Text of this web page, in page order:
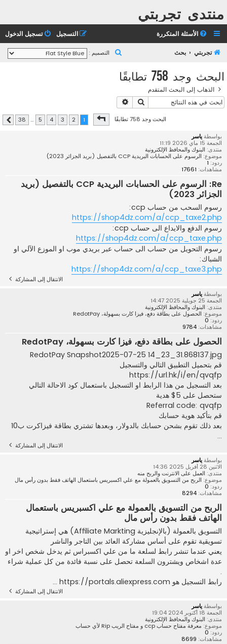
منتدى تجربتي
الأسئلة المتكررة تسجيل الدخول التسجيل
تجربتي بحث التصميم :
ب
البحث وجد 758 تطابقًا
الذهاب إلى البحث المتقدم
بحث
البحث وجد 758 تطابقًا صفحة1 من38
2
3
4
5
…
38 التالي
بواسطةياسر
الجمعة 15 ماي 2026 11:19
منتدى: البنوك والمحافظ الإلكترونية
موضوع: الرسوم على الحسابات البريدية CCP بالتفصيل (بريد الجزائر 2023)
ردود:
مشاهدات: 17661
Re: الرسوم على الحسابات البريدية CCP بالتفصيل (بريد
الجزائر 2023)
رسوم السحب من حساب ccp:
https://shop4dz.com/a/ccp_taxe2.php
رسوم الدفع والايداع الى حساب ccp:
https://shop4dz.com/a/ccp_taxe.php
رسوم التحويل من حساب الى حساب عبر بريدي موب او الموزع الآلي او
الشباك:
https://shop4dz.com/a/ccp_taxe3.php
الانتقال إلى المشاركة
بواسطةياسر
الجمعة 25 جويلية 2025 14:47
منتدى: البنوك والمحافظ الإلكترونية
موضوع: الحصول على بطاقة دفع، فيزا كارت بسهولة، RedotPay
ردود: 0
مشاهدات: 9784
الحصول على بطاقة دفع، فيزا كارت بسهولة، RedotPay
RedotPay Snapshot2025-07-25 14_23_31.868137.jpg
قم بتحميل التطبيق التالي والتسجيل
https://url.hk/i/en/qvqfp
بعد التسجيل من هذا الرابط او التسجيل باستعمال كود الاحالة التالي
ستحصل على 5$ هدية
Referral code: qvqfp
قم بتأكيد هوية حسابك
بعد ذلك تقوم بشحن حسابك بالدولار، وبعدها تشتري بطاقة فيزاكرت ب10
...
الانتقال إلى المشاركة
بواسطةياسر
الاثنين 28 أفريل 2025 14:36
منتدى: العمل على الانترنت والربح منه
موضوع: الربح من التسويق بالعمولة مع علي اكسبريس باستعمال الهاتف فقط بدون رأس مال
ردود: 0
مشاهدات: 8294
الربح من التسويق بالعمولة مع علي اكسبريس باستعمال
الهاتف فقط بدون رأس مال
التسويق بالعمولة (بالإنجليزية Affiliate Markting) هي إستراتيجية
تسويقية تقوم على أساس مشاركة العائد بين التاجر والناشر
يعني عندما تنشر رابط لسلعة ما من علي اكسبراس ثم يدخل شخص اخر او
عدة اشخاص ويشترون السلعة تحصل على نسبة فائدة من كل عملية شراء
رابط التسجيل هو https://portals.aliexpress.com ...
الانتقال إلى المشاركة
بواسطةياسر
الجمعة 18 أكتوبر 2024 19:04
منتدى: البنوك والمحافظ الإلكترونية
موضوع: معرفة مفتاح حساب ccp و مفتاح الريب Rip لأي حساب
ردود: 0
مشاهدات: 8699